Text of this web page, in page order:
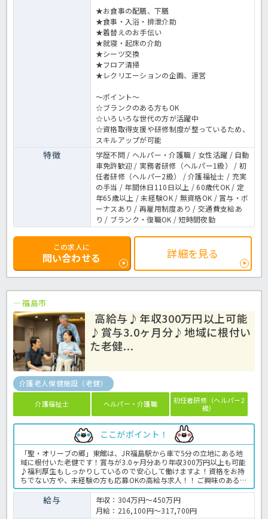
★お食事の配膳、下膳
★食事・入浴・排泄介助
★着替えのお手伝い
★就寝・起床の介助
★シーツ交換
★フロア清掃
★レクリエーションの企画、運営
～ポイント～
☆ブランクのある方もOK
☆いろいろな世代の方が活躍中
☆資格取得支援や研修制度が整っているため、
スキルアップが可能
特徴
学歴不問 / ヘルパー・介護職 / 女性活躍 / 自動
車免許歓迎 / 実務者研修（ヘルパー1級） / 初
任者研修（ヘルパー2級） / 介護福祉士 / 充実
の手当 / 年間休日110日以上 / 60歳代OK / 定
年65歳以上 / 未経験OK / 無資格OK / 賞与・ボ
ーナスあり / 再雇用制度あり / 交通費支給あ
り / ブランク・復職OK / 短時間夜勤
この求人に
問い合わせる 詳細を見る
福島市
高給与♪年収300万円以上可能
♪賞与3.0ヶ月分♪地域に根付い
た老健...
介護老人保健施設（老健）
介護福祉士 ヘルパー・介護職
初任者研修（ヘルパー2
級）
ここがポイント！
「聖・オリーブの郷」東館は、JR福島駅から車で5分の立地にある地
域に根付いた老健です！賞与が3.0ヶ月分あり年収300万円以上も可能
♪福利厚生もしっかりしているので安心して働けますよ！資格をお持
ちでない方や、未経験の方も応募OKの高給与求人！！ご興味のある方
はお気軽にお問い合わせください。老健での介護業務全般です。 ＜介
護職 正職員 老健の求人＞
給与
年収：304万円～450万円
月給：216,100円～317,700円